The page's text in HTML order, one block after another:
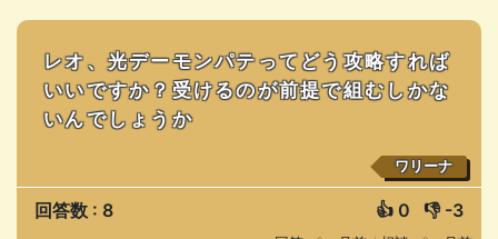
レオ、光デーモンパテってどう攻略すれば
いいですか？受けるのが前提で組むしかな
いんでしょうか
ワリーナ
回答数 : 8 👍 0 👎 -3